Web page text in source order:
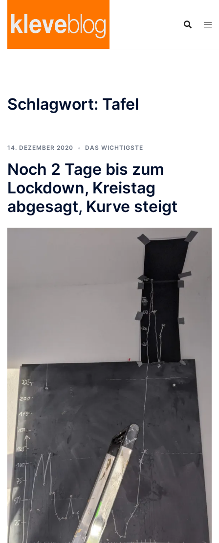
Inhalt
springen
Schlagwort: Tafel
14. DEZEMBER 2020 DAS WICHTIGSTE
Noch 2 Tage bis zum
Lockdown, Kreistag
abgesagt, Kurve steigt